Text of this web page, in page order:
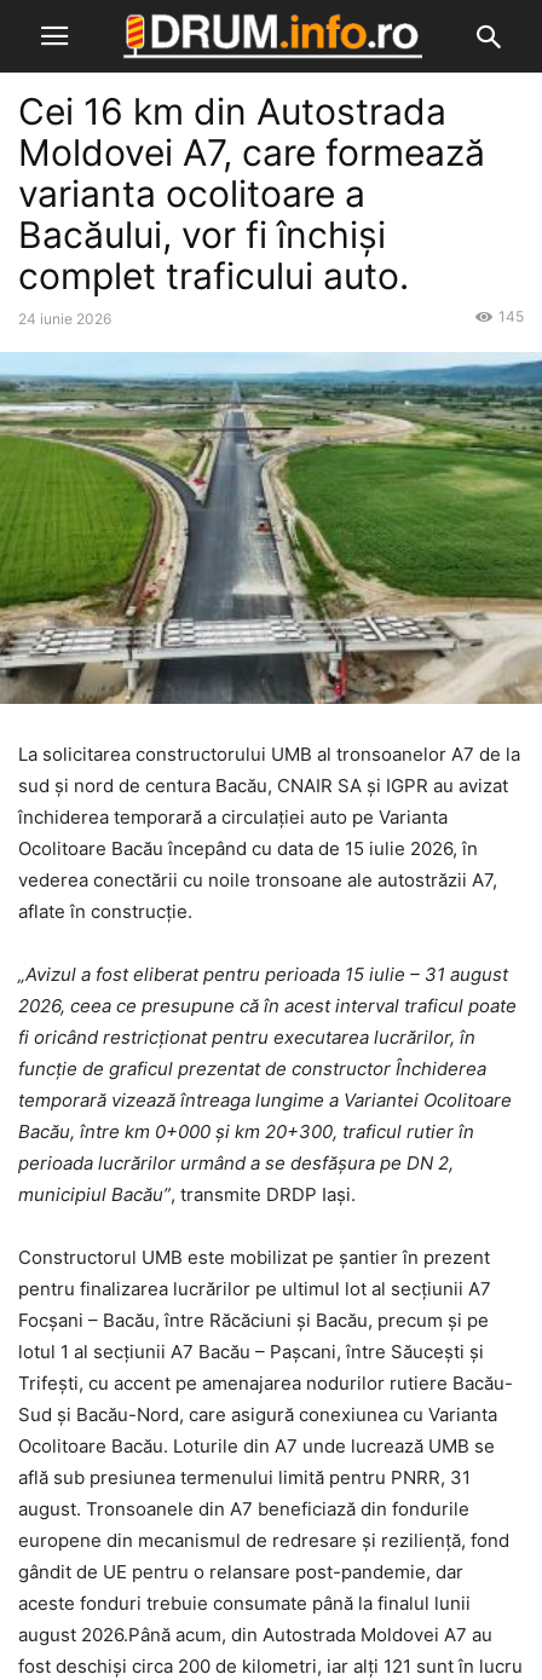
Cei 16 km din Autostrada
Moldovei A7, care formează
varianta ocolitoare a
Bacăului, vor fi închiși
complet traficului auto.
24 iunie 2026 145
La solicitarea constructorului UMB al tronsoanelor A7 de la
sud și nord de centura Bacău, CNAIR SA și IGPR au avizat
închiderea temporară a circulației auto pe Varianta
Ocolitoare Bacău începând cu data de 15 iulie 2026, în
vederea conectării cu noile tronsoane ale autostrăzii A7,
aflate în construcție.
„Avizul a fost eliberat pentru perioada 15 iulie – 31 august
2026, ceea ce presupune că în acest interval traficul poate
fi oricând restricționat pentru executarea lucrărilor, în
funcție de graficul prezentat de constructor Închiderea
temporară vizează întreaga lungime a Variantei Ocolitoare
Bacău, între km 0+000 și km 20+300, traficul rutier în
perioada lucrărilor urmând a se desfășura pe DN 2,
municipiul Bacău”, transmite DRDP Iași.
Constructorul UMB este mobilizat pe șantier în prezent
pentru finalizarea lucrărilor pe ultimul lot al secțiunii A7
Focșani – Bacău, între Răcăciuni și Bacău, precum și pe
lotul 1 al secțiunii A7 Bacău – Pașcani, între Săucești și
Trifești, cu accent pe amenajarea nodurilor rutiere Bacău-
Sud și Bacău-Nord, care asigură conexiunea cu Varianta
Ocolitoare Bacău. Loturile din A7 unde lucrează UMB se
află sub presiunea termenului limită pentru PNRR, 31
august. Tronsoanele din A7 beneficiază din fondurile
europene din mecanismul de redresare și reziliență, fond
gândit de UE pentru o relansare post-pandemie, dar
aceste fonduri trebuie consumate până la finalul lunii
august 2026.Până acum, din Autostrada Moldovei A7 au
fost deschiși circa 200 de kilometri, iar alți 121 sunt în lucru